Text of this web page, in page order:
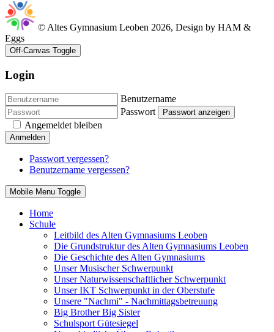
© Altes Gymnasium Leoben 2026, Design by HAM &
Eggs
Off-Canvas Toggle
Login
Benutzername
Passwort
Passwort anzeigen
Angemeldet bleiben
Anmelden
Passwort vergessen?
Benutzername vergessen?
Mobile Menu Toggle
Home
Schule
Leitbild des Alten Gymnasiums Leoben
Die Grundstruktur des Alten Gymnasiums Leoben
Die Geschichte des Alten Gymnasiums
Unser Musischer Schwerpunkt
Unser Naturwissenschaftlicher Schwerpunkt
Unser IKT Schwerpunkt in der Oberstufe
Unsere "Nachmi" - Nachmittagsbetreuung
Big Brother Big Sister
Schulsport Gütesiegel